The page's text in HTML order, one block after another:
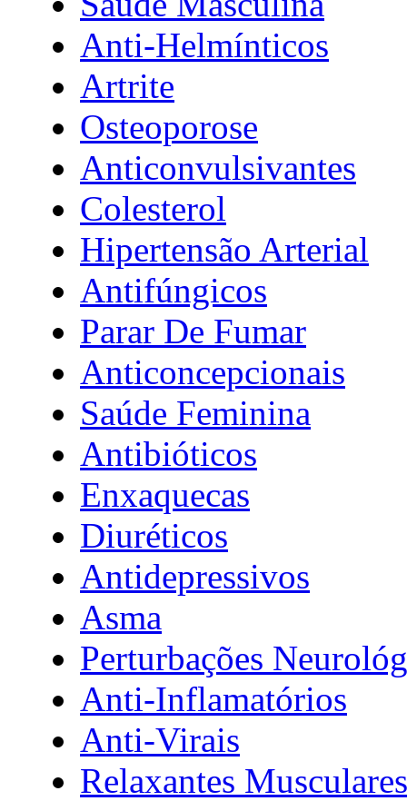
Anti-Helmínticos
Artrite
Osteoporose
Anticonvulsivantes
Colesterol
Hipertensão Arterial
Antifúngicos
Parar De Fumar
Anticoncepcionais
Saúde Feminina
Antibióticos
Enxaquecas
Diuréticos
Antidepressivos
Asma
Perturbações
Anti-Inflamatórios
Anti-Virais
Relaxantes Musculares